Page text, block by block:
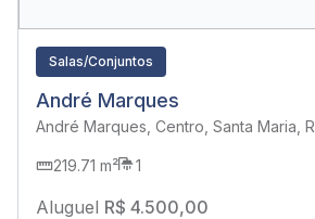
Salas/Conjuntos
André Marques
André Marques, Centro, Santa Maria,
219.71 m² 1
Aluguel R$ 4.500,00